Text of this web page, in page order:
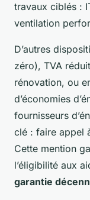
travaux ciblés :
ventilation
D’autres
zéro), TVA
rénovation, ou
d’économies
fournisseurs
clé : faire appel
Cette mention
l’éligibilité aux
garantie